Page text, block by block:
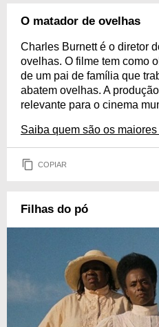
O matador de ovelhas
Charles Burnett é o diretor
ovelhas. O filme tem como
de um pai de família que
abatem ovelhas. A
relevante para o cinema
Saiba quem são os
COPIAR
Filhas do pó